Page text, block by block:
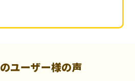
ユーザー様の声